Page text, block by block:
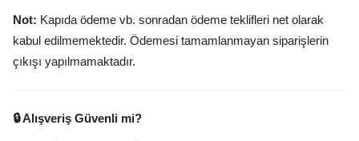
Not: Kapıda ödeme vb. sonradan ödeme teklifleri net olarak
kabul edilmemektedir. Ödemesi tamamlanmayan siparişlerin
çıkışı yapılmamaktadır.
🔒 Alışveriş Güvenli mi?